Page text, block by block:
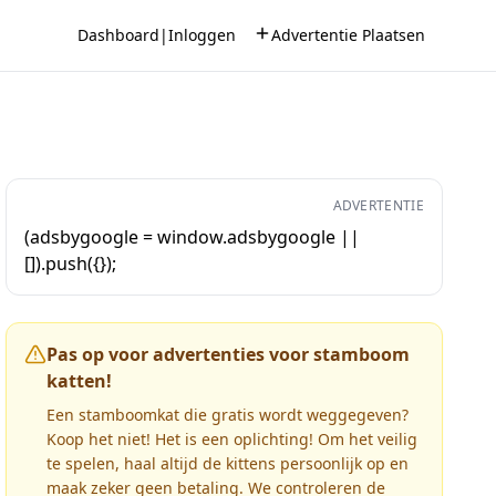
Dashboard |Inloggen Advertentie Plaatsen
ADVERTENTIE
(adsbygoogle = window.adsbygoogle ||
[]).push({});
Pas op voor advertenties voor stamboom
katten!
Een stamboomkat die gratis wordt weggegeven?
Koop het niet! Het is een oplichting! Om het veilig
te spelen, haal altijd de kittens persoonlijk op en
maak zeker geen betaling. We controleren de